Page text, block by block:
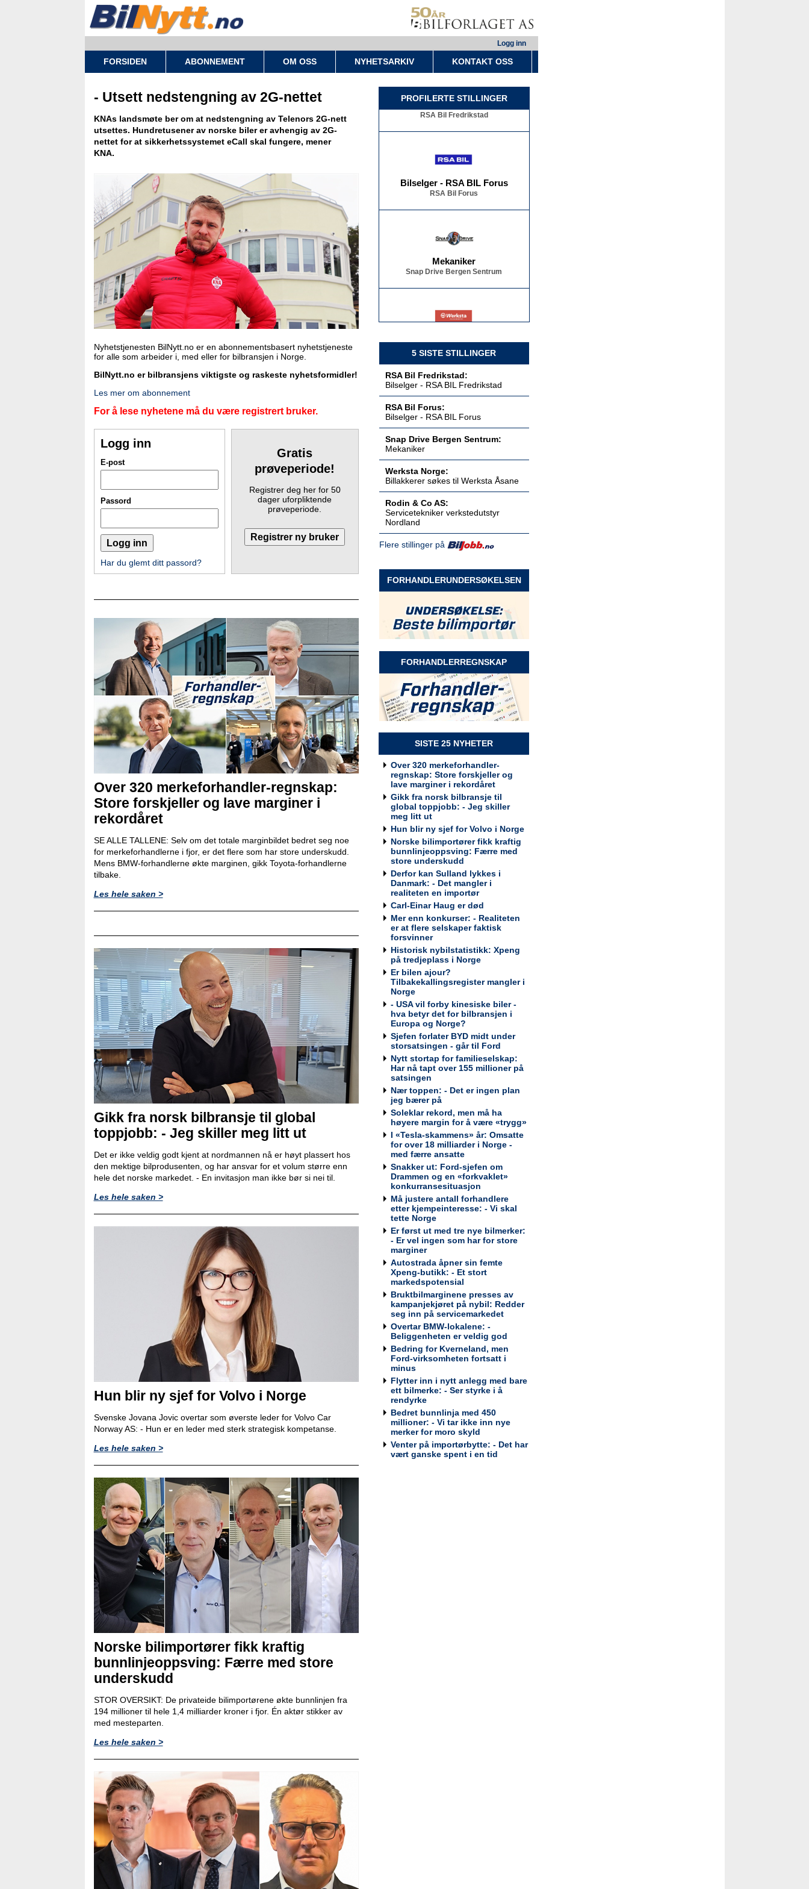
Logg inn
FORSIDEN ABONNEMENT OM OSS NYHETSARKIV KONTAKT OSS
- Utsett nedstengning av 2G-nettet
KNAs landsmøte ber om at nedstengning av Telenors 2G-nett
utsettes. Hundretusener av norske biler er avhengig av 2G-
nettet for at sikkerhetssystemet eCall skal fungere, mener
KNA.
Nyhetstjenesten BilNytt.no er en abonnementsbasert nyhetstjeneste
for alle som arbeider i, med eller for bilbransjen i Norge.
BilNytt.no er bilbransjens viktigste og raskeste nyhetsformidler!
Les mer om abonnement
For å lese nyhetene må du være registrert bruker.
Logg inn
E-post
Passord
Har du glemt ditt passord?
Gratis
prøveperiode!
Registrer deg her for 50
dager uforpliktende
prøveperiode.
Over 320 merkeforhandler-regnskap:
Store forskjeller og lave marginer i
rekordåret
SE ALLE TALLENE: Selv om det totale marginbildet bedret seg noe
for merkeforhandlerne i fjor, er det flere som har store underskudd.
Mens BMW-forhandlerne økte marginen, gikk Toyota-forhandlerne
tilbake.
Les hele saken >
Gikk fra norsk bilbransje til global
toppjobb: - Jeg skiller meg litt ut
Det er ikke veldig godt kjent at nordmannen nå er høyt plassert hos
den mektige bilprodusenten, og har ansvar for et volum større enn
hele det norske markedet. - En invitasjon man ikke bør si nei til.
Les hele saken >
Hun blir ny sjef for Volvo i Norge
Svenske Jovana Jovic overtar som øverste leder for Volvo Car
Norway AS: - Hun er en leder med sterk strategisk kompetanse.
Les hele saken >
Norske bilimportører fikk kraftig
bunnlinjeoppsving: Færre med store
underskudd
STOR OVERSIKT: De privateide bilimportørene økte bunnlinjen fra
194 millioner til hele 1,4 milliarder kroner i fjor. Én aktør stikker av
med mesteparten.
Les hele saken >
PROFILERTE STILLINGER
Bilselger - RSA BIL Fredrikstad
RSA Bil Forus
Snap Drive Bergen Sentrum
Servicetekniker verkstedutstyr
Nordland
Rodin & Co AS
Servicetekniker verkstedutstyr
Østlandet
Rodin & Co AS
Selger Innlandet
Rodin & Co AS
Selger kundeservice
Rodin & Co AS
Billakkerer søkes til Werksta
Grorud
Werksta Norge
Kundemottaker og Takserer for
Werksta Grorud
Werksta Norge
Salgssjef
Møller Bil Outlet Alnabru
Servicemarkedsleder
Sulland Lier
Teknisk kontrollør
Viking Kontroll AS
Avdelingsleder / Kundemottaker
Mekonomen Bilverksted, Arna
Bilmekaniker / Service Technician -
Haugesund
Tesla Norway AS
Bilmekaniker / Service Technician -
Bodø
Tesla Norway AS
Bilmekaniker / Service Technician -
Stavanger
Tesla Norway AS
5 SISTE STILLINGER
RSA Bil Fredrikstad:
Bilselger - RSA BIL Fredrikstad
RSA Bil Forus:
Bilselger - RSA BIL Forus
Snap Drive Bergen Sentrum:
Mekaniker
Werksta Norge:
Billakkerer søkes til Werksta Åsane
Rodin & Co AS:
Servicetekniker verkstedutstyr
Nordland
Flere stillinger på
FORHANDLERUNDERSØKELSEN
FORHANDLERREGNSKAP
SISTE 25 NYHETER
Over 320 merkeforhandler-
regnskap: Store forskjeller og
lave marginer i rekordåret
Gikk fra norsk bilbransje til
global toppjobb: - Jeg skiller
meg litt ut
Hun blir ny sjef for Volvo i Norge
Norske bilimportører fikk kraftig
bunnlinjeoppsving: Færre med
store underskudd
Derfor kan Sulland lykkes i
Danmark: - Det mangler i
realiteten en importør
Carl-Einar Haug er død
Mer enn konkurser: - Realiteten
er at flere selskaper faktisk
forsvinner
Historisk nybilstatistikk: Xpeng
på tredjeplass i Norge
Er bilen ajour?
Tilbakekallingsregister mangler i
Norge
- USA vil forby kinesiske biler -
hva betyr det for bilbransjen i
Europa og Norge?
Sjefen forlater BYD midt under
storsatsingen - går til Ford
Nytt stortap for familieselskap:
Har nå tapt over 155 millioner på
satsingen
Nær toppen: - Det er ingen plan
jeg bærer på
Soleklar rekord, men må ha
høyere margin for å være «trygg»
I «Tesla-skammens» år: Omsatte
for over 18 milliarder i Norge -
med færre ansatte
Snakker ut: Ford-sjefen om
Drammen og en «forkvaklet»
konkurransesituasjon
Må justere antall forhandlere
etter kjempeinteresse: - Vi skal
tette Norge
Er først ut med tre nye bilmerker:
- Er vel ingen som har for store
marginer
Autostrada åpner sin femte
Xpeng-butikk: - Et stort
markedspotensial
Bruktbilmarginene presses av
kampanjekjøret på nybil: Redder
seg inn på servicemarkedet
Overtar BMW-lokalene: -
Beliggenheten er veldig god
Bedring for Kverneland, men
Ford-virksomheten fortsatt i
minus
Flytter inn i nytt anlegg med bare
ett bilmerke: - Ser styrke i å
rendyrke
Bedret bunnlinja med 450
millioner: - Vi tar ikke inn nye
merker for moro skyld
Venter på importørbytte: - Det har
vært ganske spent i en tid